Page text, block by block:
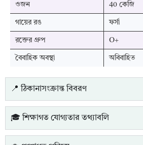
ওজন 40 কেজি
গায়ের রঙ ফর্সা
রক্তের গ্রুপ O+
বৈবাহিক অবস্থা অবিবাহিত
📍 ঠিকানাসংক্রান্ত বিবরণ
🎓 শিক্ষাগত যোগ্যতার তথ্যাবলি